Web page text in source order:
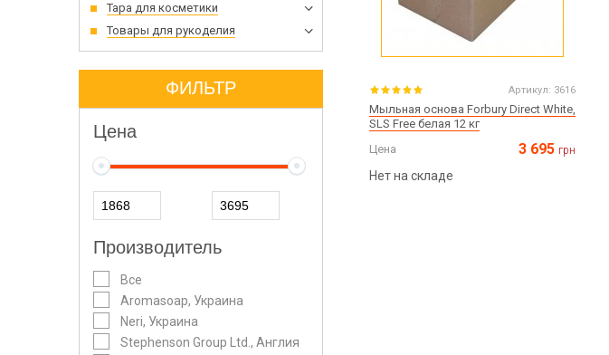
Тара для косметики
Товары для рукоделия
ФИЛЬТР
Цена
Производитель
Все
Aromasoap, Украина
Neri, Украина
Stephenson Group Ltd., Англия
Артикул: 3616
Мыльная основа Forbury Direct White,
SLS Free белая 12 кг
Цена
3 695 грн
Нет на складе